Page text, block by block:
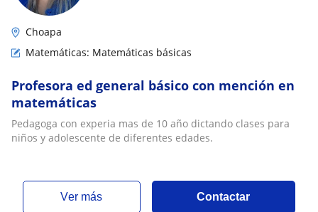
Choapa
Matemáticas: Matemáticas básicas
Profesora ed general básico con mención en
matemáticas
Pedagoga con experia mas de 10 año dictando clases para
niños y adolescente de diferentes edades.
ver más Contactar